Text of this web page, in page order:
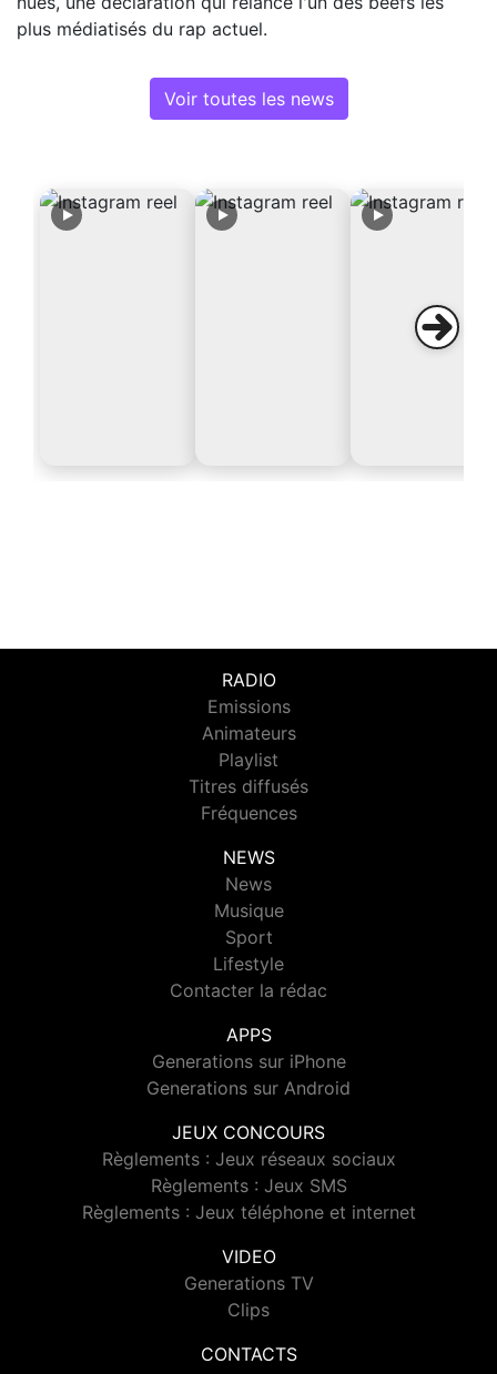
plus médiatisés du rap actuel.
Voir toutes les news
RADIO
Emissions
Animateurs
Playlist
Titres diffusés
Fréquences
NEWS
News
Musique
Sport
Lifestyle
Contacter la rédac
APPS
Generations sur iPhone
Generations sur Android
JEUX CONCOURS
Règlements : Jeux réseaux sociaux
Règlements : Jeux SMS
Règlements : Jeux téléphone et internet
VIDEO
Generations TV
Clips
CONTACTS